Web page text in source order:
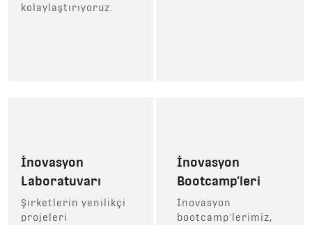
kolaylaştırıyoruz.
İnovasyon
Laboratuvarı
Şirketlerin yenilikçi
projeleri
İnovasyon
Bootcamp’leri
İnovasyon
bootcamp'lerimiz,